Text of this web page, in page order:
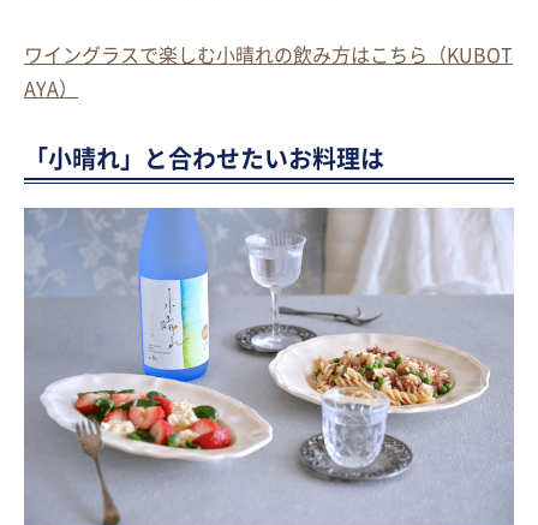
ワイングラスで楽しむ小晴れの飲み方はこちら（KUBOT
AYA）
「小晴れ」と合わせたいお料理は